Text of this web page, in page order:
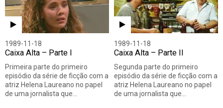
1989-11-18
Caixa Alta – Parte I
Primeira parte do primeiro
episódio da série de ficção com a
atriz Helena Laureano no papel
de uma jornalista que…
1989-11-18
Caixa Alta – Parte II
Segunda parte do primeiro
episódio da série de ficção com a
atriz Helena Laureano no papel
de uma jornalista que…